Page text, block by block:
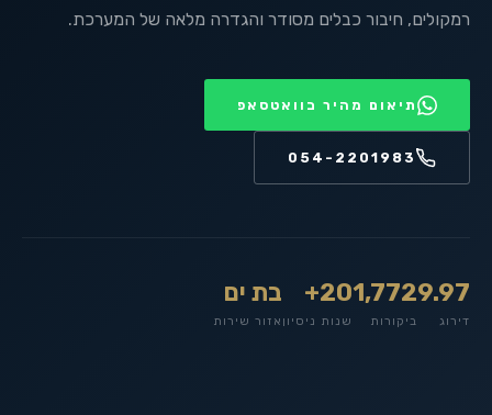
רמקולים, חיבור כבלים מסודר והגדרה מלאה של המערכת.
תיאום מהיר בוואטסאפ
054-2201983
9.97
דירוג
1,772
ביקורות
20+
שנות ניסיון
בת ים
אזור שירות